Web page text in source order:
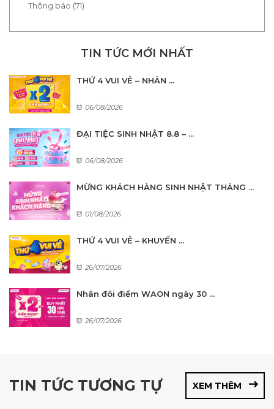
Thông báo (71)
TIN TỨC MỚI NHẤT
THỨ 4 VUI VẺ – NHÂN ...
06/08/2026
ĐẠI TIỆC SINH NHẬT 8.8 – ...
06/08/2026
MỪNG KHÁCH HÀNG SINH NHẬT THÁNG ...
01/08/2026
THỨ 4 VUI VẺ – KHUYẾN ...
26/07/2026
Nhân đôi điểm WAON ngày 30 ...
26/07/2026
TIN TỨC TƯƠNG TỰ XEM THÊM